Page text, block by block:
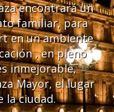
encontrará un
familiar, para
en un ambiente
, en pleno
inmejorable,
Mayor, el lugar
la ciudad.